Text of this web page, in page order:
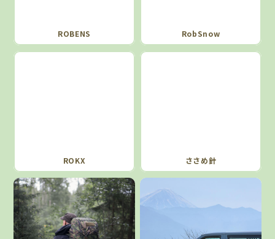
ROBENS RobSnow
ROKX ささめ針